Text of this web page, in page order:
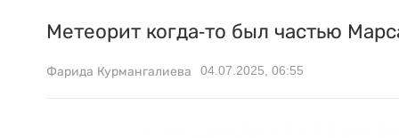
Метеорит когда-то был частью
Фарида Курмангалиева 04.07.2025, 06:55